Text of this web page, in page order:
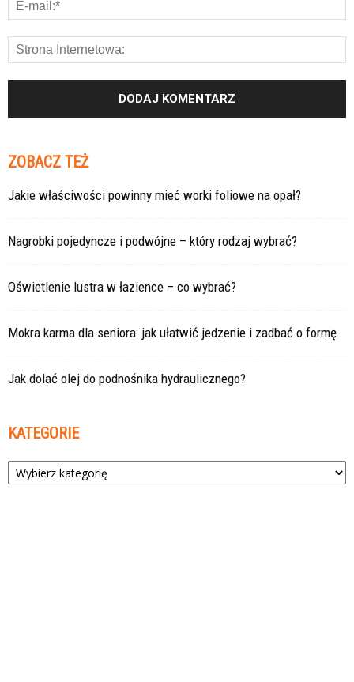
ZOBACZ TEŻ
Jakie właściwości powinny mieć worki foliowe na opał?
Nagrobki pojedyncze i podwójne – który rodzaj wybrać?
Oświetlenie lustra w łazience – co wybrać?
Mokra karma dla seniora: jak ułatwić jedzenie i zadbać o formę
Jak dolać olej do podnośnika hydraulicznego?
KATEGORIE
Kategorie